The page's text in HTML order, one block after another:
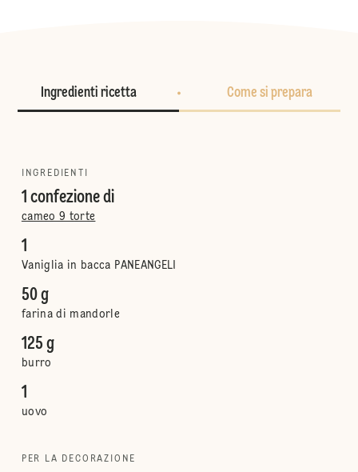
Ingredienti ricetta Come si prepara
INGREDIENTI
1 confezione di
cameo 9 torte
1
Vaniglia in bacca PANEANGELI
50 g
farina di mandorle
125 g
burro
1
uovo
PER LA DECORAZIONE